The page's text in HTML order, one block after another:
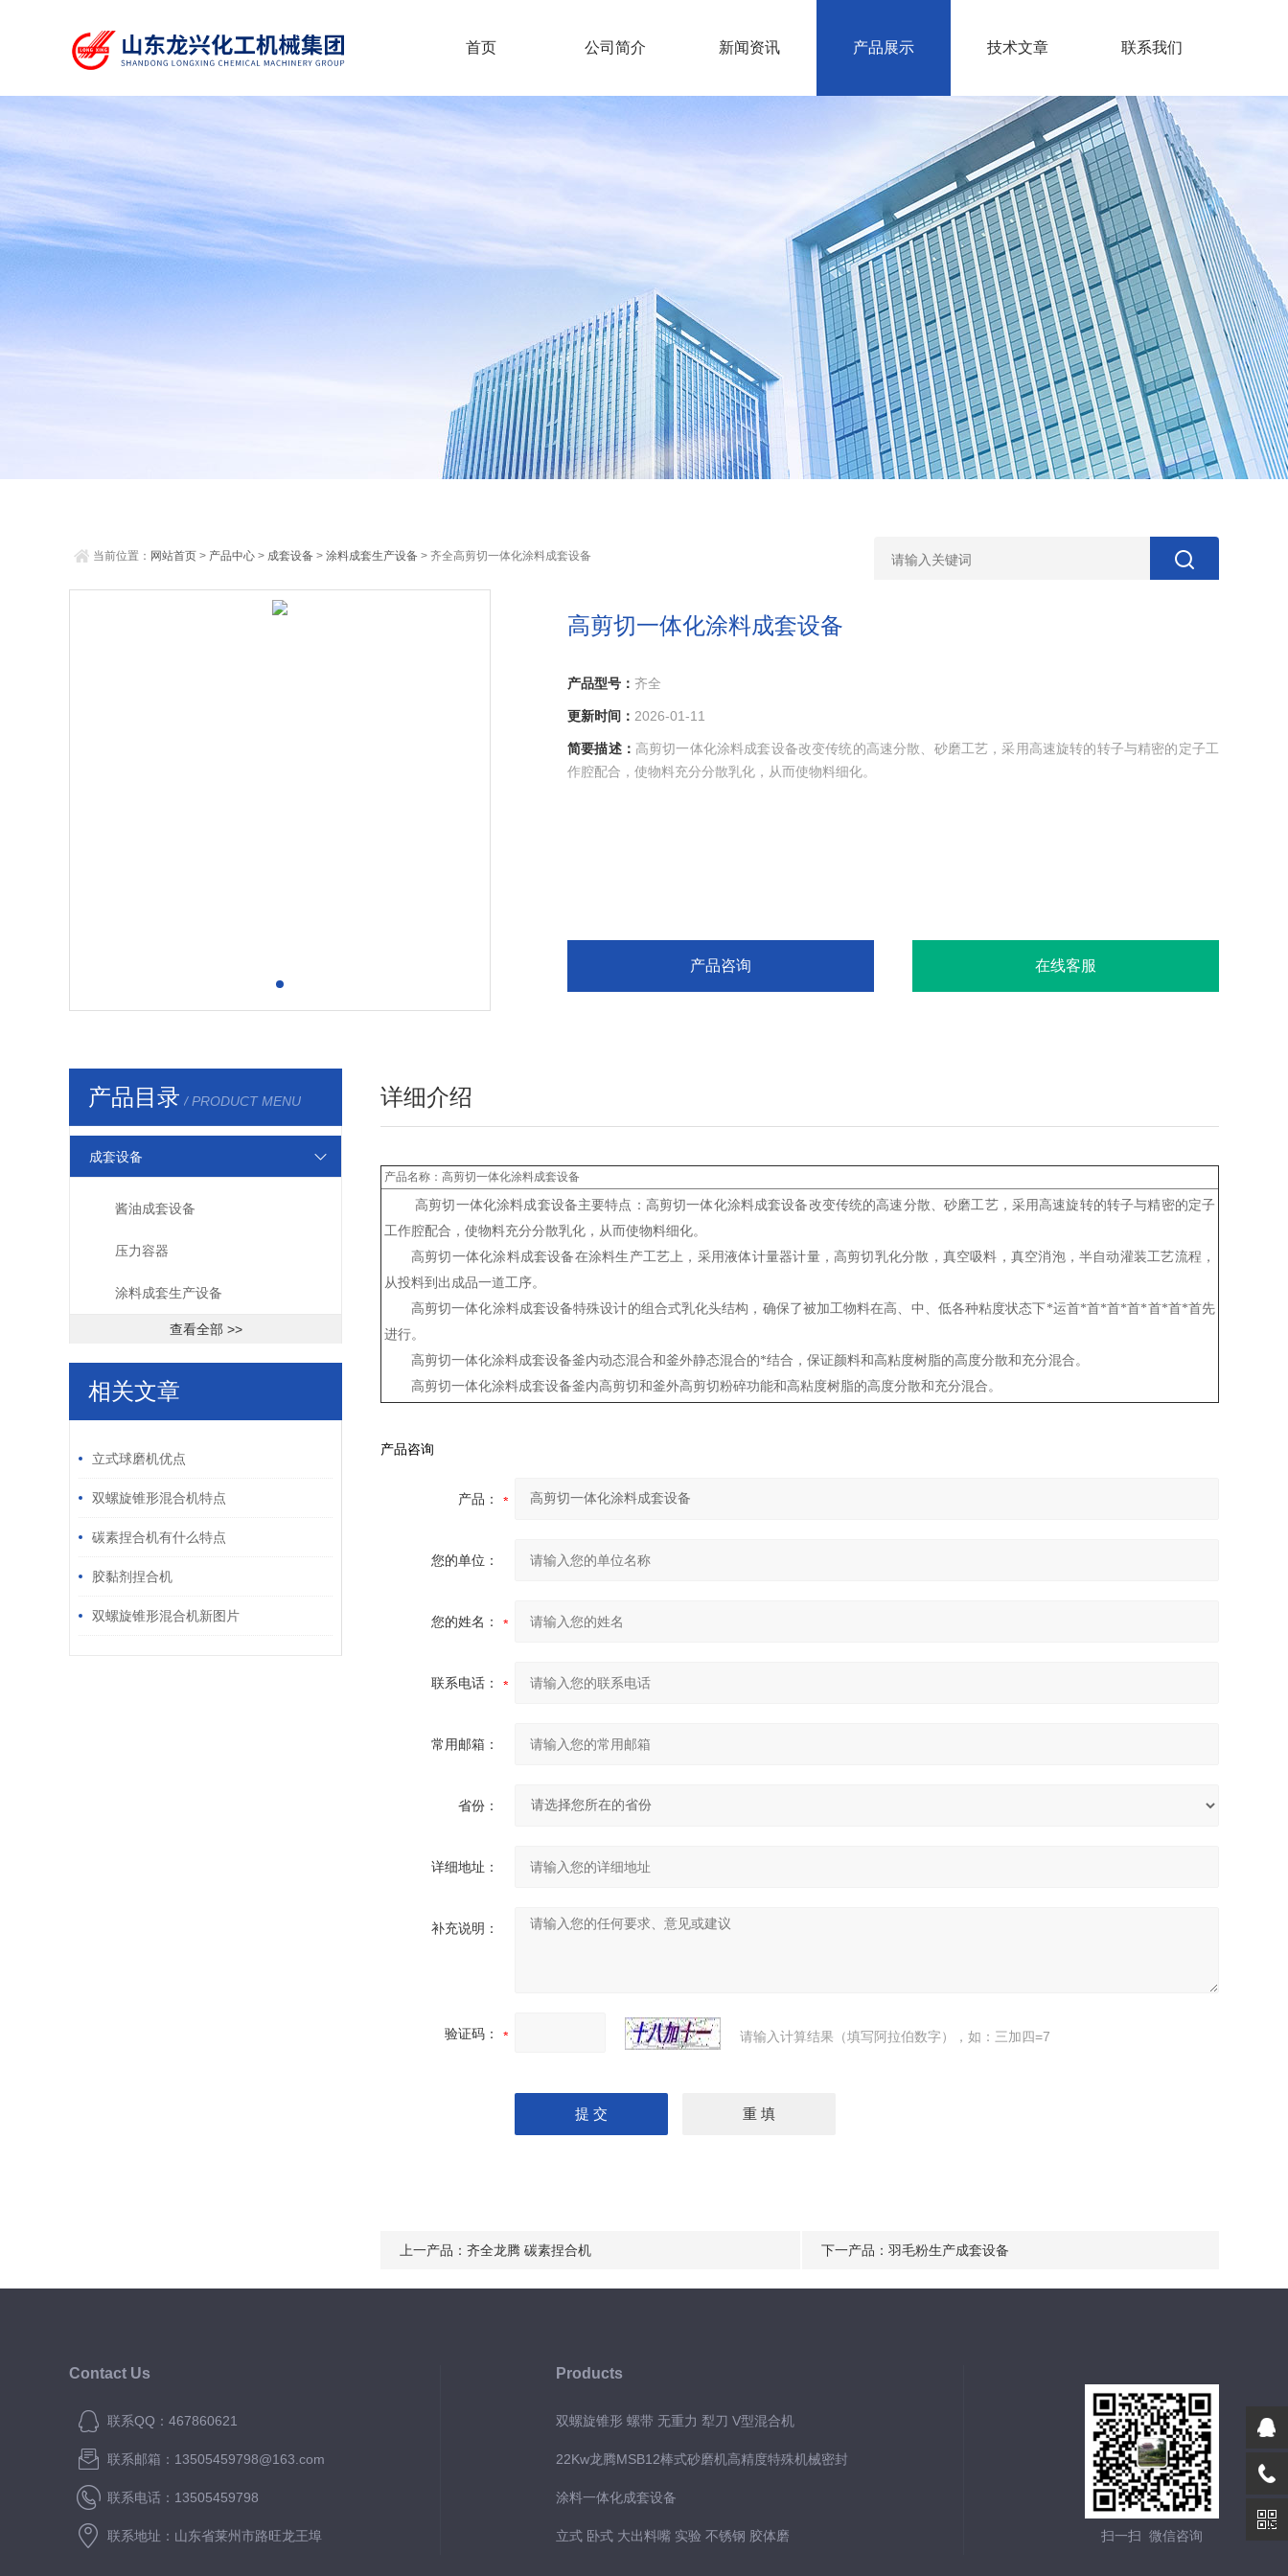
首页 公司简介 新闻资讯 产品展示 技术文章 联系我们
当前位置： 网站首页 > 产品中心 > 成套设备 > 涂料成套生产设备 > 齐全高剪切一体化涂料成套设备
高剪切一体化涂料成套设备
产品型号： 齐全
更新时间： 2026-01-11
简要描述： 高剪切一体化涂料成套设备改变传统的高速分散、砂磨工艺，采用高速旋转的转子与精密的定子工
作腔配合，使物料充分分散乳化，从而使物料细化。
产品咨询 在线客服
产品目录 / PRODUCT MENU
成套设备
酱油成套设备
压力容器
涂料成套生产设备
查看全部 >>
相关文章
立式球磨机优点
双螺旋锥形混合机特点
碳素捏合机有什么特点
胶黏剂捏合机
双螺旋锥形混合机新图片
详细介绍
产品名称：高剪切一体化涂料成套设备
高剪切一体化涂料成套设备主要特点：高剪切一体化涂料成套设备改变传统的高速分散、砂磨工艺，采用高速旋转的转子与精密的定子
工作腔配合，使物料充分分散乳化，从而使物料细化。
高剪切一体化涂料成套设备在涂料生产工艺上，采用液体计量器计量，高剪切乳化分散，真空吸料，真空消泡，半自动灌装工艺流程，
从投料到出成品一道工序。
高剪切一体化涂料成套设备特殊设计的组合式乳化头结构，确保了被加工物料在高、中、低各种粘度状态下*运首*首*首*首*首*首*首先
进行。
高剪切一体化涂料成套设备釜内动态混合和釜外静态混合的*结合，保证颜料和高粘度树脂的高度分散和充分混合。
高剪切一体化涂料成套设备釜内高剪切和釜外高剪切粉碎功能和高粘度树脂的高度分散和充分混合。
产品咨询
产品：
您的单位：
您的姓名：
联系电话：
常用邮箱：
省份：
详细地址：
补充说明：
验证码： 请输入计算结果（填写阿拉伯数字），如：三加四=7
上一产品： 齐全龙腾 碳素捏合机 下一产品： 羽毛粉生产成套设备
Contact Us
联系QQ：467860621
联系邮箱：13505459798@163.com
联系电话：13505459798
联系地址：山东省莱州市路旺龙王埠
Products
双螺旋锥形 螺带 无重力 犁刀 V型混合机
22Kw龙腾MSB12棒式砂磨机高精度特殊机械密封
涂料一体化成套设备
立式 卧式 大出料嘴 实验 不锈钢 胶体磨 扫一扫 微信咨询